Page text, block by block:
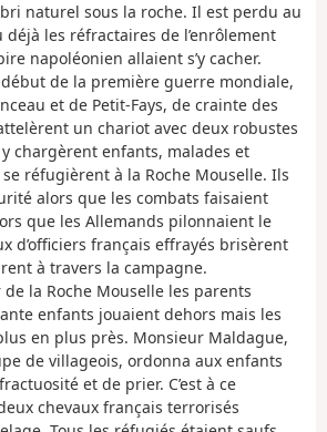
naturel sous la roche. Il est perdu au
les réfractaires de l’enrôlement
napoléonien allaient s’y cacher.
début de la première guerre mondiale,
et de Petit-Fays, de crainte des
un chariot avec deux robustes
chargèrent enfants, malades et
réfugièrent à la Roche Mouselle. Ils
alors que les combats faisaient
que les Allemands pilonnaient le
d’officiers français effrayés brisèrent
à travers la campagne.
de la Roche Mouselle les parents
enfants jouaient dehors mais les
en plus près. Monsieur Maldague,
de villageois, ordonna aux enfants
et de prier. C’est à ce
chevaux français terrorisés